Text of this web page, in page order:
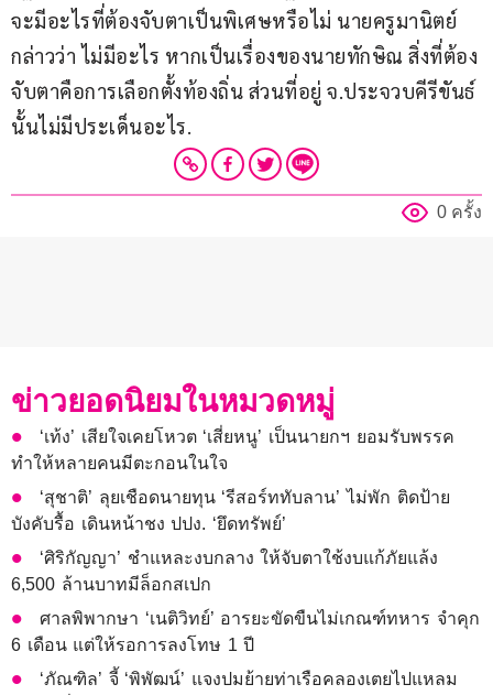
จะมีอะไรที่ต้องจับตาเป็นพิเศษหรือไม่ นายครูมานิตย์
กล่าวว่า ไม่มีอะไร หากเป็นเรื่องของนายทักษิณ สิ่งที่ต้อง
จับตาคือการเลือกตั้งท้องถิ่น ส่วนที่อยู่ จ.ประจวบคีรีขันธ์
นั้นไม่มีประเด็นอะไร.
0 ครั้ง
ข่าวยอดนิยมในหมวดหมู่
‘เท้ง’ เสียใจเคยโหวต ‘เสี่ยหนู’ เป็นนายกฯ ยอมรับพรรค
ทำให้หลายคนมีตะกอนในใจ
‘สุชาติ’ ลุยเชือดนายทุน ‘รีสอร์ททับลาน’ ไม่พัก ติดป้าย
บังคับรื้อ เดินหน้าชง ปปง. ‘ยึดทรัพย์’
‘ศิริกัญญา’ ชำแหละงบกลาง ให้จับตาใช้งบแก้ภัยแล้ง
6,500 ล้านบาทมีล็อกสเปก
ศาลพิพากษา ‘เนติวิทย์’ อารยะขัดขืนไม่เกณฑ์ทหาร จำคุก
6 เดือน แต่ให้รอการลงโทษ 1 ปี
‘ภัณฑิล’ จี้ ‘พิพัฒน์’ แจงปมย้ายท่าเรือคลองเตยไปแหลม